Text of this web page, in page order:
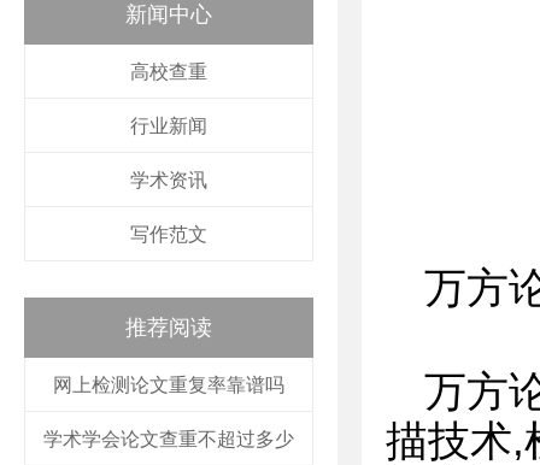
新闻中心
高校查重
行业新闻
学术资讯
写作范文
推荐阅读
网上检测论文重复率靠谱吗
学术学会论文查重不超过多少
万方
万方
描技术,